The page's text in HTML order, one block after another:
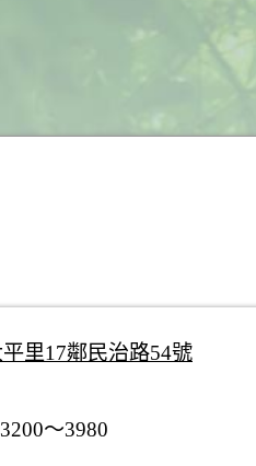
里17鄰民治路54號
～3980